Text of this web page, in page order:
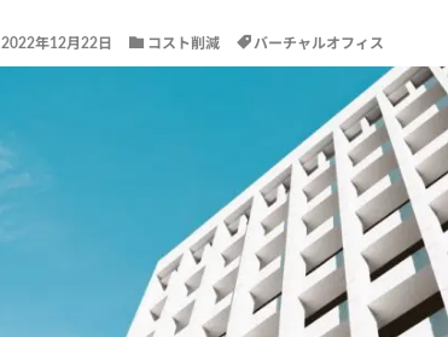
2022年12月22日 コスト削減 バーチャルオフィス